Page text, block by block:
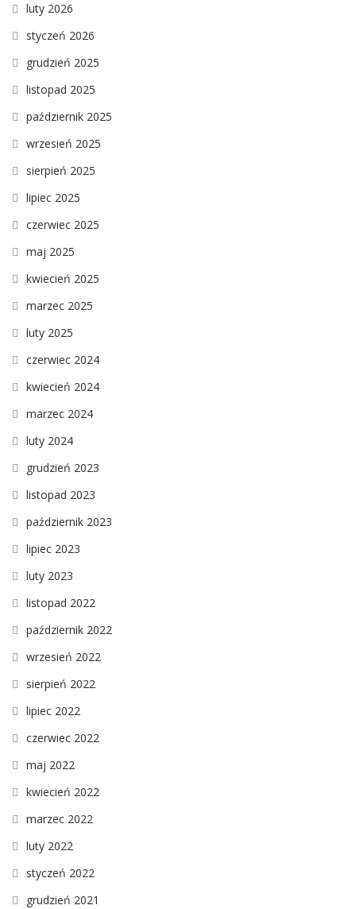
luty 2026
styczeń 2026
grudzień 2025
listopad 2025
październik 2025
wrzesień 2025
sierpień 2025
lipiec 2025
czerwiec 2025
maj 2025
kwiecień 2025
marzec 2025
luty 2025
czerwiec 2024
kwiecień 2024
marzec 2024
luty 2024
grudzień 2023
listopad 2023
październik 2023
lipiec 2023
luty 2023
listopad 2022
październik 2022
wrzesień 2022
sierpień 2022
lipiec 2022
czerwiec 2022
maj 2022
kwiecień 2022
marzec 2022
luty 2022
styczeń 2022
grudzień 2021